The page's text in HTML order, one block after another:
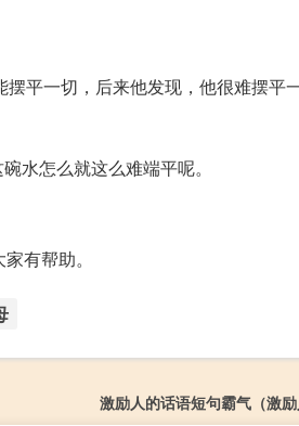
平一切，后来他发现，他很难摆平
水怎么就这么难端平呢。
有帮助。
激励人的话语短句霸气（激励